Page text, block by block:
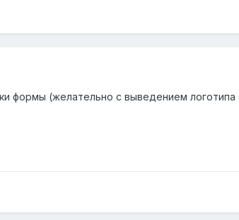
формы (желательно с выведением